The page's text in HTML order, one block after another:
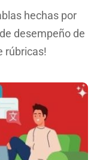
hechas por
desempeño de
rúbricas!